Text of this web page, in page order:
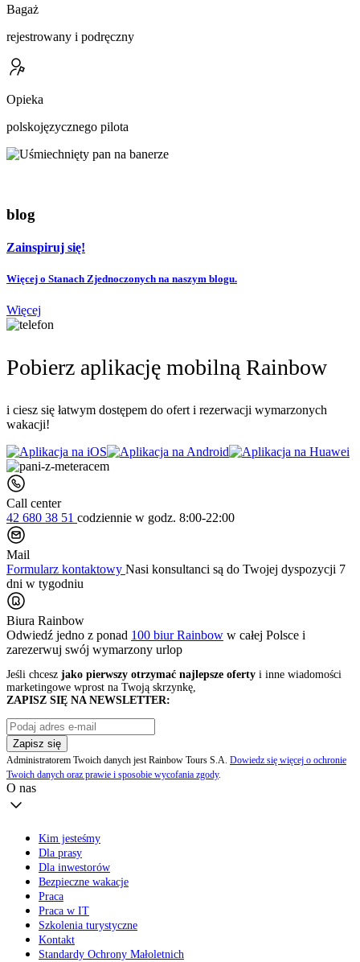
Bagaż
rejestrowany i podręczny
Opieka
polskojęzycznego pilota
blog
Zainspiruj się!
Więcej o Stanach Zjednoczonych na naszym blogu.
Więcej
Pobierz aplikację mobilną Rainbow
i ciesz się łatwym dostępem do ofert i rezerwacji wymarzonych
wakacji!
Call center
42 680 38 51 codziennie w godz. 8:00-22:00
Mail
Formularz kontaktowy Nasi konsultanci są do Twojej dyspozycji 7
dni w tygodniu
Biura Rainbow
Odwiedź jedno z ponad 100 biur Rainbow w całej Polsce i
zarezerwuj swój wymarzony urlop
Jeśli chcesz jako pierwszy otrzymać najlepsze oferty i inne wiadomości
marketingowe wprost na Twoją skrzynkę,
ZAPISZ SIĘ NA NEWSLETTER:
Zapisz się
Administratorem Twoich danych jest Rainbow Tours S.A. Dowiedz się więcej o ochronie
Twoich danych oraz prawie i sposobie wycofania zgody.
O nas
Kim jesteśmy
Dla prasy
Dla inwestorów
Bezpieczne wakacje
Praca
Praca w IT
Szkolenia turystyczne
Kontakt
Standardy Ochrony Małoletnich